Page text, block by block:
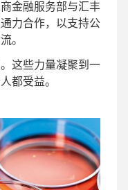
金融服务部与汇丰
力合作，以支持公
。
这些力量凝聚到一
都受益。